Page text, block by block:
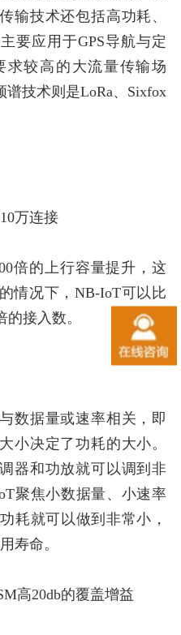
输技术还包括高功耗、
要应用于GPS导航与定
求较高的大流量传输场
技术则是LoRa、Sixfox
万连接
倍的上行容量提升，这
情况下，NB-IoT可以比
接入数。
数据量或速率相关，即
小决定了功耗的大小。
器和功放就可以调到非
聚焦小数据量、小速率
耗就可以做到非常小，
寿命。
高20db的覆盖增益